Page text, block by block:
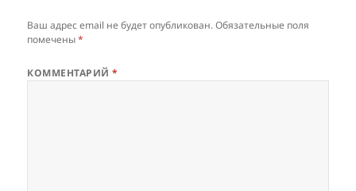
Ваш адрес email не будет опубликован. Обязательные поля
помечены*
КОММЕНТАРИЙ*